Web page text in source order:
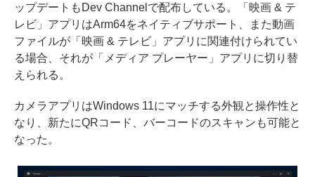
ップデートもDev Channelで配布している。「映画 & テ
レビ」アプリはArm64をネイティブサポート、また動画
ファイルが「映画 & テレビ」アプリに関連付けられてい
る場合、それが「メディア プレーヤー」アプリに切り替
えられる。
カメラアプリはWindows 11にマッチする外観と操作性と
なり、新たにQRコード、バーコードのスキャンも可能と
なった。